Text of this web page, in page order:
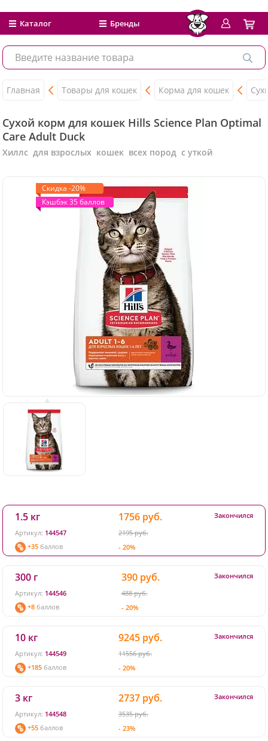
Каталог Бренды
Главная Товары для кошек Корма для кошек
Сухой корм для кошек Hills Science Plan Optimal
Care Adult Duck
Хиллс для взрослых кошек всех пород с уткой
Скидка -20%
Кэшбэк 35 баллов
1.5 кг
Артикул: 144547
+35 баллов
1756 руб.
2195 руб.
- 20%
Закончился
300 г
Артикул: 144546
+8 баллов
390 руб.
488 руб.
- 20%
Закончился
10 кг
Артикул: 144549
+185 баллов
9245 руб.
11556 руб.
- 20%
Закончился
3 кг
Артикул: 144548
+55 баллов
2737 руб.
3535 руб.
- 23%
Закончился